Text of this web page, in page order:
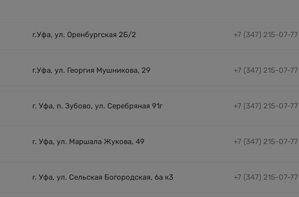
г.Уфа, ул. Оренбургская 2Б/2 +7 (347) 215-07-77
г.Уфа, ул. Георгия Мушникова, 29 +7 (347) 215-07-77
г. Уфа, п. Зубово, ул. Серебряная 91г +7 (347) 215-07-77
г. Уфа, ул. Маршала Жукова, 49 +7 (347) 215-07-77
г. Уфа, ул. Сельская Богородская, 6а к3 +7 (347) 215-07-77